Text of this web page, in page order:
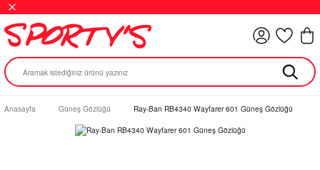
Anasayfa Güneş Gözlüğü Ray-Ban RB4340 Wayfarer 601 Güneş Gözlüğü